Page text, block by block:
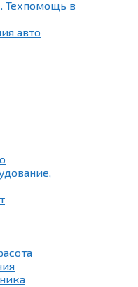
Техпомощь в
авто